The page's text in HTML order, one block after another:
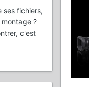
ses fichiers,
?
c'est